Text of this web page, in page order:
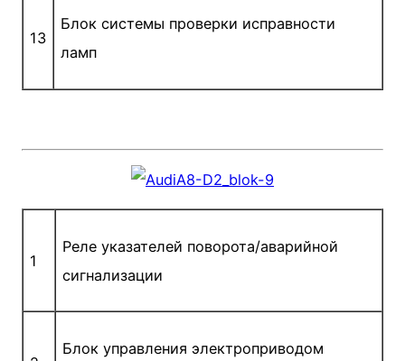
13
Блок системы проверки исправности
ламп
1
Реле указателей поворота/аварийной
сигнализации
Блок управления электроприводом